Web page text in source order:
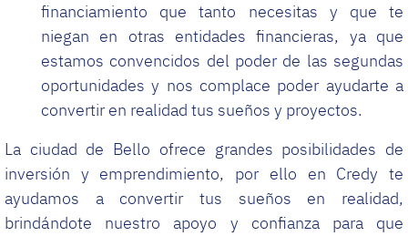
financiamiento que tanto necesitas y que te
niegan en otras entidades financieras, ya que
estamos convencidos del poder de las segundas
oportunidades y nos complace poder ayudarte a
convertir en realidad tus sueños y proyectos.
La ciudad de Bello ofrece grandes posibilidades de
inversión y emprendimiento, por ello en Credy te
ayudamos a convertir tus sueños en realidad,
brindándote nuestro apoyo y confianza para que